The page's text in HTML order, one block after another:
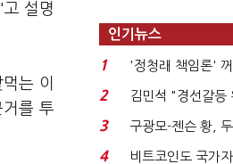
설명
는 이
를 투
인기뉴스
1
'정청래 책임론'
는 추가투표 때리
2
김민석 "경선갈
청래 "반명 공세
3
구광모-젠슨 황,
로봇·AI 등 논...
4
비트코인도 국가